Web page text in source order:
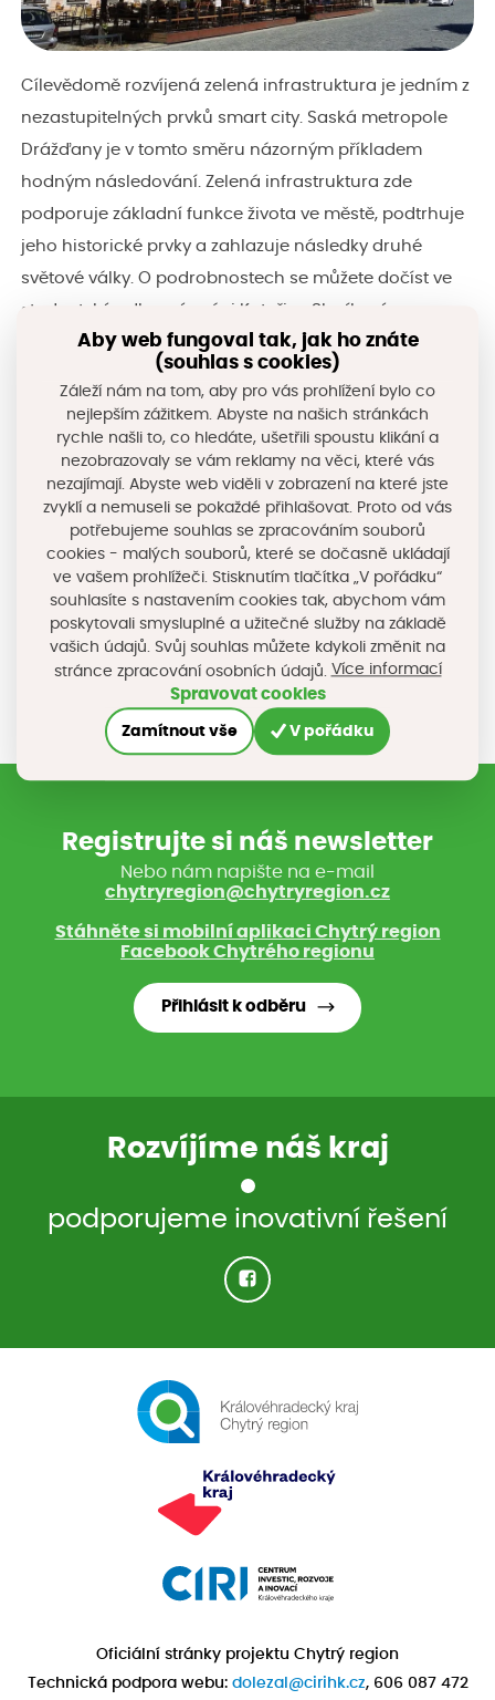
Cílevědomě rozvíjená zelená infrastruktura je jedním z
nezastupitelných prvků smart city. Saská metropole
Drážďany je v tomto směru názorným příkladem
hodným následování. Zelená infrastruktura zde
podporuje základní funkce života ve městě, podtrhuje
jeho historické prvky a zahlazuje následky druhé
světové války. O podrobnostech se můžete dočíst ve
studentské odborné práci Kateřiny Slavíkové z
Mendelovy univerzity, která Vás provede zelenou
infrastrukturou tohoto zajímavého města.
Více
informací
naleznete
zde
Převzato
zwww.smartcityvpraxi.cz
Sdílejte na sociálních sítích
Registrujte si náš newsletter
Nebo nám napište na e-mail
chytryregion@chytryregion.cz
Stáhněte si mobilní aplikaci Chytrý region
Facebook Chytrého regionu
Přihlásit k odběru
Rozvíjíme náš kraj
podporujeme inovativní řešení
Oficiální stránky projektu Chytrý region
Technická podpora webu: dolezal@cirihk.cz, 606 087 472
Aby web fungoval tak, jak ho znáte
(souhlas s cookies)
Záleží nám na tom, aby pro vás prohlížení bylo co
nejlepším zážitkem. Abyste na našich stránkách
rychle našli to, co hledáte, ušetřili spoustu klikání a
nezobrazovaly se vám reklamy na věci, které vás
nezajímají. Abyste web viděli v zobrazení na které jste
zvyklí a nemuseli se pokaždé přihlašovat. Proto od vás
potřebujeme souhlas se zpracováním souborů
cookies - malých souborů, které se dočasně ukládají
ve vašem prohlížeči. Stisknutím tlačítka „V pořádku“
souhlasíte s nastavením cookies tak, abychom vám
poskytovali smysluplné a užitečné služby na základě
vašich údajů. Svůj souhlas můžete kdykoli změnit na
stránce zpracování osobních údajů. Více informací
Spravovat cookies
Zamítnout vše V pořádku